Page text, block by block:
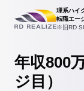
理系ハイ
転職エー
※旧RD
年収800
ジ目）